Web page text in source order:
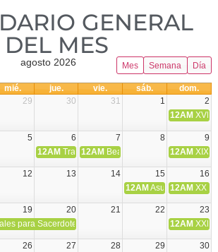
GENERAL
DEL MES​
Mes Semana Día
agosto 2026
mié. jue. vie. sáb.
dom.
29 30 31 1
2
12AM XVIII
5 6 7 8
9
a Japón.
12AM Transfiguración del Señor
12AM Beatos Cruz Laplana,
12AM XIX
12 13 14 15
16
12AM Asunción de la
12AM XX
19 20 21 22
23
para Sacerdotes. Priego. 12AM XXI
26 27 28 29
30